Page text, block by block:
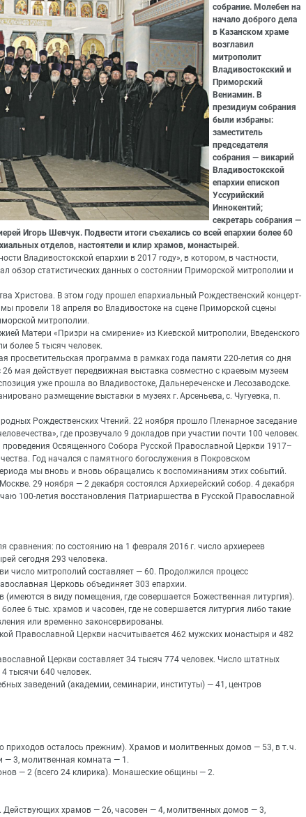
собрание. Молебен на
начало доброго дела
в Казанском храме
возглавил
митрополит
Владивостокский и
Приморский
Вениамин. В
президиум собрания
были избраны:
заместитель
председателя
собрания — викарий
Владивостокской
епархии епископ
Уссурийский
Иннокентий;
секретарь собрания —
Игорь Шевчук. Подвести итоги съехались со всей епархии более 60
отделов, настоятели и клир храмов, монастырей.
Владивостокской епархии в 2017 году», в котором, в частности,
обзор статистических данных о состоянии Приморской митрополии и
Христова. В этом году прошел епархиальный Рождественский концерт-
провели 18 апреля во Владивостоке на сцене Приморской сцены
митрополии.
Матери «Призри на смирение» из Киевской митрополии, Введенского
более 5 тысяч человек.
просветительская программа в рамках года памяти 220-летия со дня
мая действует передвижная выставка совместно с краевым музеем
уже прошла во Владивостоке, Дальнереченске и Лесозаводске.
размещение выставки в музеях г. Арсеньева, с. Чугуевка, п.
Рождественских Чтений. 22 ноября прошло Пленарное заседание
где прозвучало 9 докладов при участии почти 100 человек.
Освященного Собора Русской Православной Церкви 1917–
Год начался с памятного богослужения в Покровском
мы вновь и вновь обращались к воспоминаниям этих событий.
29 ноября — 2 декабря состоялся Архиерейский собор. 4 декабря
100-летия восстановления Патриаршества в Русской Православной
сравнения: по состоянию на 1 февраля 2016 г. число архиереев
сегодня 293 человека.
число митрополий составляет — 60. Продолжился процесс
Церковь объединяет 303 епархии.
в виду помещения, где совершается Божественная литургия).
6 тыс. храмов и часовен, где не совершается литургия либо такие
или временно законсервированы.
Православной Церкви насчитывается 462 мужских монастыря и 482
Церкви составляет 34 тысяч 774 человек. Число штатных
тысячи 640 человек.
заведений (академии, семинарии, институты) — 41, центров
приходов осталось прежним). Храмов и молитвенных домов — 53, в т. ч.
— 3, молитвенная комната — 1.
— 2 (всего 24 клирика). Монашеские общины — 2.
Действующих храмов — 26, часовен — 4, молитвенных домов — 3,